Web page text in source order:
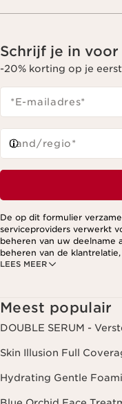
Schrijf je in
-20% korting op je
*E-mailadres*
Land/regio*
LEES MEER
De op dit formulier
serviceproviders verwerkt
beheren van uw deelname
beheren van de
aanbiedingen te kunnen
Meest populair
DOUBLE SERUM -
Skin Illusion Full
Hydrating Gentle